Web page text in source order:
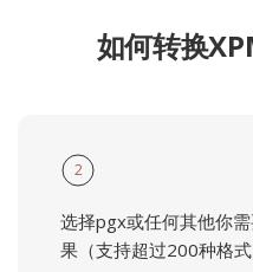
如何转换
2
选择pgx或任何其他你
果（支持超过200种格式